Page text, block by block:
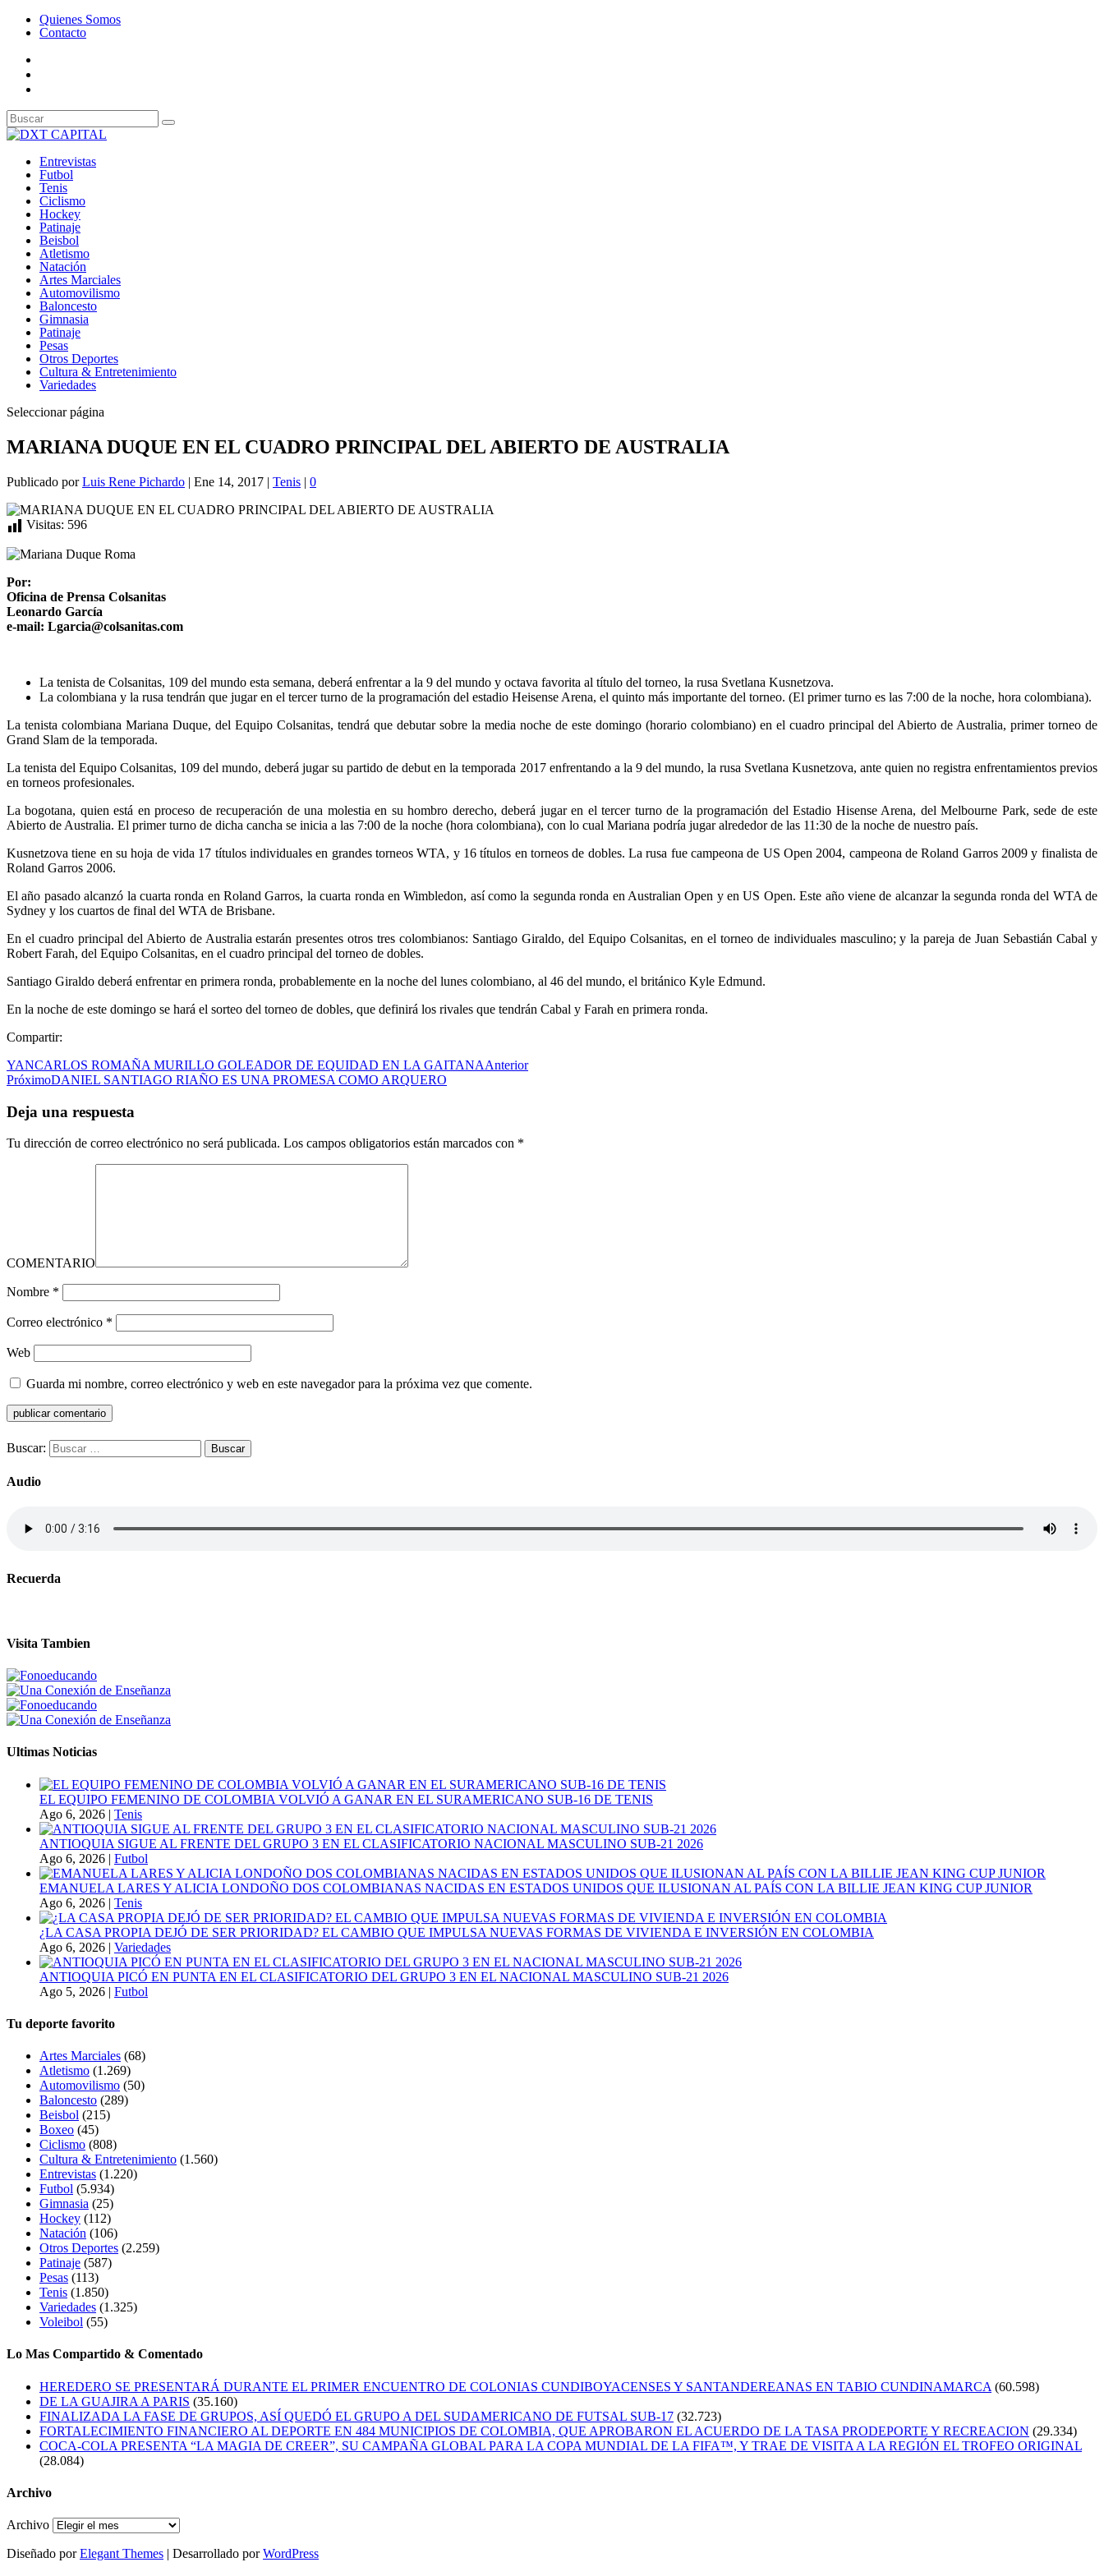
Quienes Somos
Contacto
Entrevistas
Futbol
Tenis
Ciclismo
Hockey
Patinaje
Beisbol
Atletismo
Natación
Artes Marciales
Automovilismo
Baloncesto
Gimnasia
Patinaje
Pesas
Otros Deportes
Cultura & Entretenimiento
Variedades
Seleccionar página
MARIANA DUQUE EN EL CUADRO PRINCIPAL DEL ABIERTO DE AUSTRALIA
Publicado porLuis Rene Pichardo | Ene 14, 2017 | Tenis | 0
Visitas: 596
Por:
Oficina de Prensa Colsanitas
Leonardo García
e-mail: Lgarcia@colsanitas.com
La tenista de Colsanitas, 109 del mundo esta semana, deberá enfrentar a la 9 del mundo y octava favorita al título del torneo, la rusa Svetlana Kusnetzova.
La colombiana y la rusa tendrán que jugar en el tercer turno de la programación del estadio Heisense Arena, el quinto más importante del torneo. (El primer turno es las 7:00 de la noche, hora colombiana).
La tenista colombiana Mariana Duque, del Equipo Colsanitas, tendrá que debutar sobre la media noche de este domingo (horario colombiano) en el cuadro principal del Abierto de Australia, primer torneo de
Grand Slam de la temporada.
La tenista del Equipo Colsanitas, 109 del mundo, deberá jugar su partido de debut en la temporada 2017 enfrentando a la 9 del mundo, la rusa Svetlana Kusnetzova, ante quien no registra enfrentamientos previos
en torneos profesionales.
La bogotana, quien está en proceso de recuperación de una molestia en su hombro derecho, deberá jugar en el tercer turno de la programación del Estadio Hisense Arena, del Melbourne Park, sede de este
Abierto de Australia. El primer turno de dicha cancha se inicia a las 7:00 de la noche (hora colombiana), con lo cual Mariana podría jugar alrededor de las 11:30 de la noche de nuestro país.
Kusnetzova tiene en su hoja de vida 17 títulos individuales en grandes torneos WTA, y 16 títulos en torneos de dobles. La rusa fue campeona de US Open 2004, campeona de Roland Garros 2009 y finalista de
Roland Garros 2006.
El año pasado alcanzó la cuarta ronda en Roland Garros, la cuarta ronda en Wimbledon, así como la segunda ronda en Australian Open y en US Open. Este año viene de alcanzar la segunda ronda del WTA de
Sydney y los cuartos de final del WTA de Brisbane.
En el cuadro principal del Abierto de Australia estarán presentes otros tres colombianos: Santiago Giraldo, del Equipo Colsanitas, en el torneo de individuales masculino; y la pareja de Juan Sebastián Cabal y
Robert Farah, del Equipo Colsanitas, en el cuadro principal del torneo de dobles.
Santiago Giraldo deberá enfrentar en primera ronda, probablemente en la noche del lunes colombiano, al 46 del mundo, el británico Kyle Edmund.
En la noche de este domingo se hará el sorteo del torneo de dobles, que definirá los rivales que tendrán Cabal y Farah en primera ronda.
Compartir:
YANCARLOS ROMAÑA MURILLO GOLEADOR DE EQUIDAD EN LA GAITANAAnterior
PróximoDANIEL SANTIAGO RIAÑO ES UNA PROMESA COMO ARQUERO
Deja una respuesta
Tu dirección de correo electrónico no será publicada. Los campos obligatorios están marcados con *
COMENTARIO
Nombre *
Correo electrónico *
Web
Guarda mi nombre, correo electrónico y web en este navegador para la próxima vez que comente.
Buscar:
Audio
Recuerda
Visita Tambien
Ultimas Noticias
EL EQUIPO FEMENINO DE COLOMBIA VOLVIÓ A GANAR EN EL SURAMERICANO SUB-16 DE TENIS
Ago 6, 2026 | Tenis
ANTIOQUIA SIGUE AL FRENTE DEL GRUPO 3 EN EL CLASIFICATORIO NACIONAL MASCULINO SUB-21 2026
Ago 6, 2026 | Futbol
EMANUELA LARES Y ALICIA LONDOÑO DOS COLOMBIANAS NACIDAS EN ESTADOS UNIDOS QUE ILUSIONAN AL PAÍS CON LA BILLIE JEAN KING CUP JUNIOR
Ago 6, 2026 | Tenis
¿LA CASA PROPIA DEJÓ DE SER PRIORIDAD? EL CAMBIO QUE IMPULSA NUEVAS FORMAS DE VIVIENDA E INVERSIÓN EN COLOMBIA
Ago 6, 2026 | Variedades
ANTIOQUIA PICÓ EN PUNTA EN EL CLASIFICATORIO DEL GRUPO 3 EN EL NACIONAL MASCULINO SUB-21 2026
Ago 5, 2026 | Futbol
Tu deporte favorito
Artes Marciales (68)
Atletismo (1.269)
Automovilismo (50)
Baloncesto (289)
Beisbol (215)
Boxeo (45)
Ciclismo (808)
Cultura & Entretenimiento (1.560)
Entrevistas (1.220)
Futbol (5.934)
Gimnasia (25)
Hockey (112)
Natación (106)
Otros Deportes (2.259)
Patinaje (587)
Pesas (113)
Tenis (1.850)
Variedades (1.325)
Voleibol (55)
Lo Mas Compartido & Comentado
HEREDERO SE PRESENTARÁ DURANTE EL PRIMER ENCUENTRO DE COLONIAS CUNDIBOYACENSES Y SANTANDEREANAS EN TABIO CUNDINAMARCA (60.598)
DE LA GUAJIRA A PARIS (35.160)
FINALIZADA LA FASE DE GRUPOS, ASÍ QUEDÓ EL GRUPO A DEL SUDAMERICANO DE FUTSAL SUB-17 (32.723)
FORTALECIMIENTO FINANCIERO AL DEPORTE EN 484 MUNICIPIOS DE COLOMBIA, QUE APROBARON EL ACUERDO DE LA TASA PRODEPORTE Y RECREACION (29.334)
COCA-COLA PRESENTA “LA MAGIA DE CREER”, SU CAMPAÑA GLOBAL PARA LA COPA MUNDIAL DE LA FIFA™, Y TRAE DE VISITA A LA REGIÓN EL TROFEO ORIGINAL
(28.084)
Archivo
Archivo
Diseñado porElegant Themes | Desarrollado porWordPress